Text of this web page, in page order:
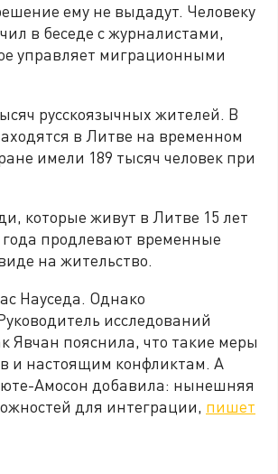
ему не выдадут. Человеку
в беседе с журналистами,
управляет миграционными
русскоязычных жителей. В
в Литве на временном
имели 189 тысяч человек при
которые живут в Литве 15 лет
продлевают временные
на жительство.
Науседа. Однако
исследований
Явчан пояснила, что такие меры
и настоящим конфликтам. А
Амосон добавила: нынешняя
для интеграции, пишет